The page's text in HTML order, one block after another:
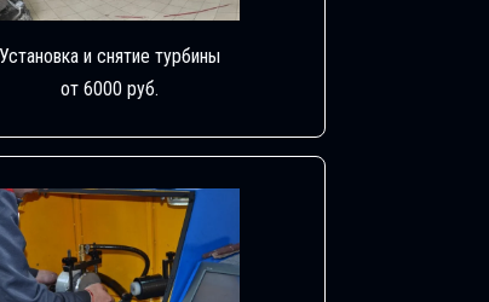
Установка и снятие турбины
от 6000 руб.